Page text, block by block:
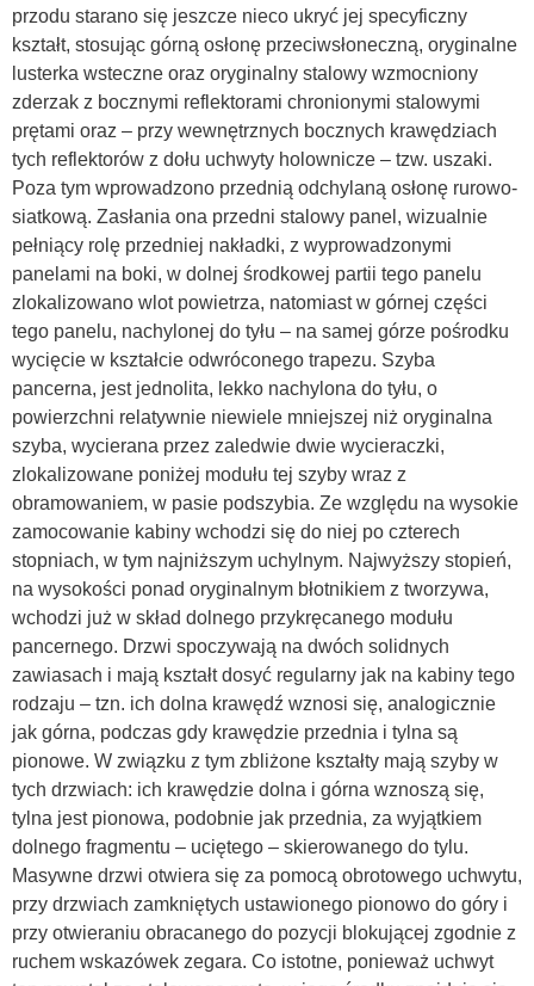
przodu starano się jeszcze nieco ukryć jej specyficzny
kształt, stosując górną osłonę przeciwsłoneczną, oryginalne
lusterka wsteczne oraz oryginalny stalowy wzmocniony
zderzak z bocznymi reflektorami chronionymi stalowymi
prętami oraz – przy wewnętrznych bocznych krawędziach
tych reflektorów z dołu uchwyty holownicze – tzw. uszaki.
Poza tym wprowadzono przednią odchylaną osłonę rurowo-
siatkową. Zasłania ona przedni stalowy panel, wizualnie
pełniący rolę przedniej nakładki, z wyprowadzonymi
panelami na boki, w dolnej środkowej partii tego panelu
zlokalizowano wlot powietrza, natomiast w górnej części
tego panelu, nachylonej do tyłu – na samej górze pośrodku
wycięcie w kształcie odwróconego trapezu. Szyba
pancerna, jest jednolita, lekko nachylona do tyłu, o
powierzchni relatywnie niewiele mniejszej niż oryginalna
szyba, wycierana przez zaledwie dwie wycieraczki,
zlokalizowane poniżej modułu tej szyby wraz z
obramowaniem, w pasie podszybia. Ze względu na wysokie
zamocowanie kabiny wchodzi się do niej po czterech
stopniach, w tym najniższym uchylnym. Najwyższy stopień,
na wysokości ponad oryginalnym błotnikiem z tworzywa,
wchodzi już w skład dolnego przykręcanego modułu
pancernego. Drzwi spoczywają na dwóch solidnych
zawiasach i mają kształt dosyć regularny jak na kabiny tego
rodzaju – tzn. ich dolna krawędź wznosi się, analogicznie
jak górna, podczas gdy krawędzie przednia i tylna są
pionowe. W związku z tym zbliżone kształty mają szyby w
tych drzwiach: ich krawędzie dolna i górna wznoszą się,
tylna jest pionowa, podobnie jak przednia, za wyjątkiem
dolnego fragmentu – uciętego – skierowanego do tylu.
Masywne drzwi otwiera się za pomocą obrotowego uchwytu,
przy drzwiach zamkniętych ustawionego pionowo do góry i
przy otwieraniu obracanego do pozycji blokującej zgodnie z
ruchem wskazówek zegara. Co istotne, ponieważ uchwyt